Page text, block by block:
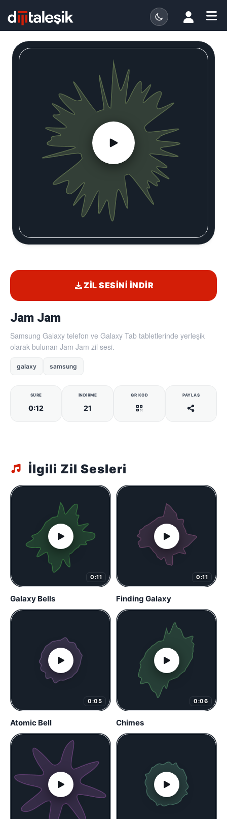
Jam Jam
Samsung Galaxy telefon ve Galaxy Tab tabletlerinde yerleşik
olarak bulunan Jam Jam zil sesi.
galaxy samsung
SÜRE
0:12
İNDIRME
21
QR KOD PAYLAŞ
ZIL SESINI İNDIR
İlgili Zil Sesleri
0:11
Galaxy Bells
0:11
Finding Galaxy
0:05
Atomic Bell
0:06
Chimes